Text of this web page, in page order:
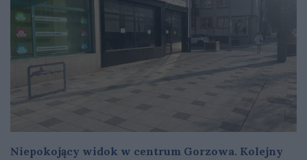
Niepokojący widok w centrum Gorzowa. Kolejny